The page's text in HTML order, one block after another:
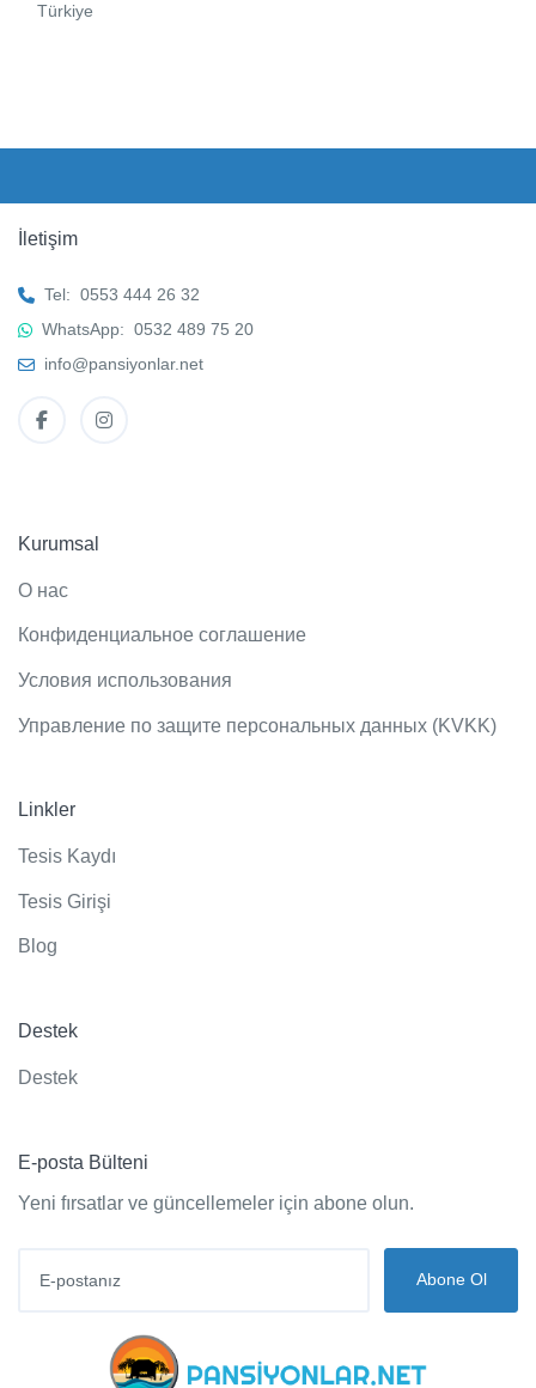
Türkiye
İletişim
Tel: 0553 444 26 32
WhatsApp: 0532 489 75 20
info@pansiyonlar.net
Kurumsal
О нас
Конфиденциальное соглашение
Условия использования
Управление по защите персональных данных (KVKK)
Linkler
Tesis Kaydı
Tesis Girişi
Blog
Destek
Destek
E-posta Bülteni
Yeni fırsatlar ve güncellemeler için abone olun.
Abone Ol